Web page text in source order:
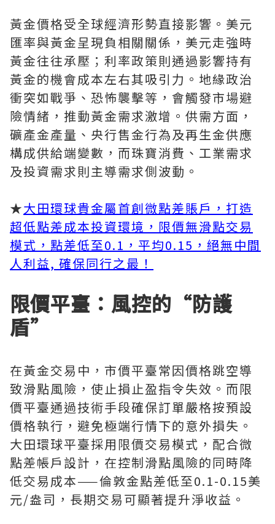
黃金價格受全球經濟形勢直接影響。美元
匯率與黃金呈現負相關關係，美元走強時
黃金往往承壓；利率政策則通過影響持有
黃金的機會成本左右其吸引力。地緣政治
衝突如戰爭、恐怖襲擊等，會觸發市場避
險情緒，推動黃金需求激增。供需方面，
礦產金產量、央行售金行為及再生金供應
構成供給端變數，而珠寶消費、工業需求
及投資需求則主導需求側波動。
★大田環球貴金屬首創微點差賬戶，打造
超低點差成本投資環境，限價無滑點交易
模式，點差低至0.1，平均0.15，絕無中間
人利益, 確保同行之最！
限價平臺：風控的“防護
盾”
在黃金交易中，市價平臺常因價格跳空導
致滑點風險，使止損止盈指令失效。而限
價平臺通過技術手段確保訂單嚴格按預設
價格執行，避免極端行情下的意外損失。
大田環球平臺採用限價交易模式，配合微
點差帳戶設計，在控制滑點風險的同時降
低交易成本——倫敦金點差低至0.1-0.15美
元/盎司，長期交易可顯著提升淨收益。